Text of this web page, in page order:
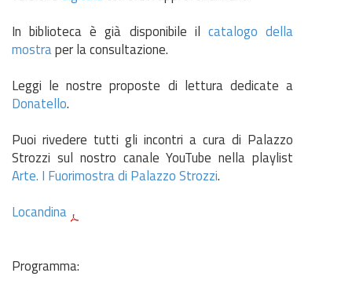
In biblioteca è già disponibile il catalogo della
mostraper la consultazione.
Leggi le nostre proposte di lettura dedicate a
Donatello.
Puoi rivedere tutti gli incontri a cura di Palazzo
Strozzi sul nostro canale YouTube nella playlist
Arte. I Fuorimostra di Palazzo Strozzi.
Locandina
Programma: